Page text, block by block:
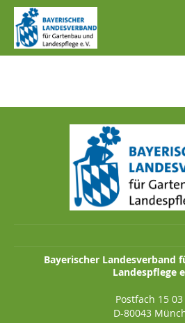
IMG_0568.JPG
Bayerischer Landesverband
Landespflege
Postfach 15 03
D-80043